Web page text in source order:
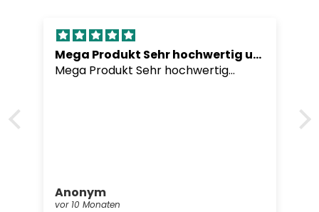
Mega Produkt Sehr hochwertig undLieferung war
Mega Produkt Sehr hochwertig
Anonym
vor 10 Monaten